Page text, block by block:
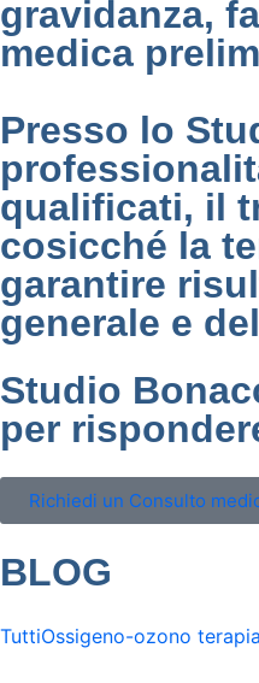
gravidanza,
medica
Presso lo
qualificati, il
cosicché la
garantire
generale e
Studio
per
Richiedi un Consulto
BLOG
TuttiOssigeno-ozono terapia